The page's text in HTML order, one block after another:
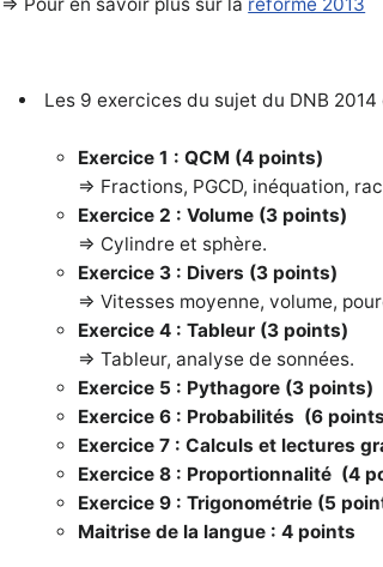
Les 9 exercices du sujet du DNB
Exercice 1 : QCM (4 points)
=> Fractions, PGCD, inéquation,
Exercice 2 : Volume (3 points)
=> Cylindre et sphère.
Exercice 3 : Divers (3 points)
=> Vitesses moyenne, volume,
Exercice 4 : Tableur (3 points)
=> Tableur, analyse de sonnées.
Exercice 5 : Pythagore (3 points)
Exercice 6 : Probabilités (6
Exercice 7 : Calculs et lectures
Exercice 8 : Proportionnalité (4
Exercice 9 : Trigonométrie (5
Maitrise de la langue : 4 points